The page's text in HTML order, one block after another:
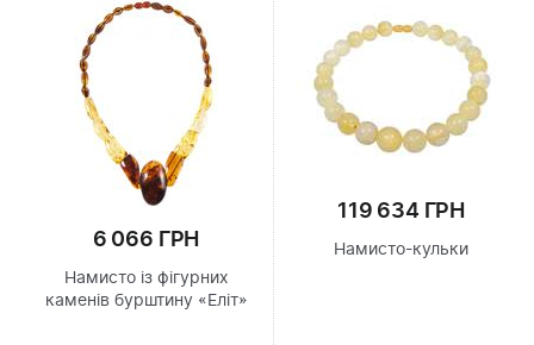
6 066 ГРН
Намисто із фігурних
каменів бурштину «Еліт»
119 634 ГРН
Намисто-кульки